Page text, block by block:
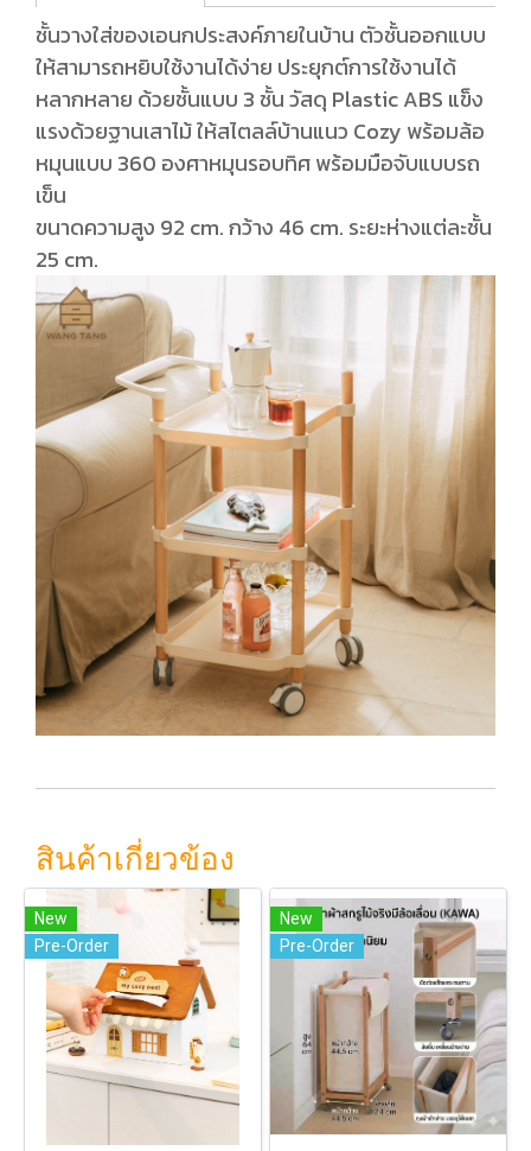
ชั้นวางใส่ของเอนกประสงค์ภายในบ้าน ตัวชั้นออกแบบ
ให้สามารถหยิบใช้งานได้ง่าย ประยุกต์การใช้งานได้
หลากหลาย ด้วยชั้นแบบ 3 ชั้น วัสดุ Plastic ABS แข็ง
แรงด้วยฐานเสาไม้ ให้สไตลล์บ้านแนว Cozy พร้อมล้อ
หมุนแบบ 360 องศาหมุนรอบทิศ พร้อมมือจับแบบรถ
เข็น
ขนาดความสูง 92 cm. กว้าง 46 cm. ระยะห่างแต่ละชั้น
25 cm.
สินค้าเกี่ยวข้อง
New
Pre-Order
New
Pre-Order